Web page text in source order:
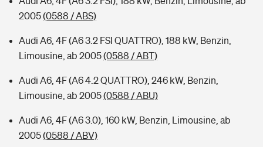
2005(0588 / ABS)
Audi A6, 4F (A6 3.2 FSI QUATTRO), 188 kW, Benzin,
Limousine, ab 2005(0588 / ABT)
Audi A6, 4F (A6 4.2 QUATTRO), 246 kW, Benzin,
Limousine, ab 2005(0588 / ABU)
Audi A6, 4F (A6 3.0), 160 kW, Benzin, Limousine, ab
2005(0588 / ABV)